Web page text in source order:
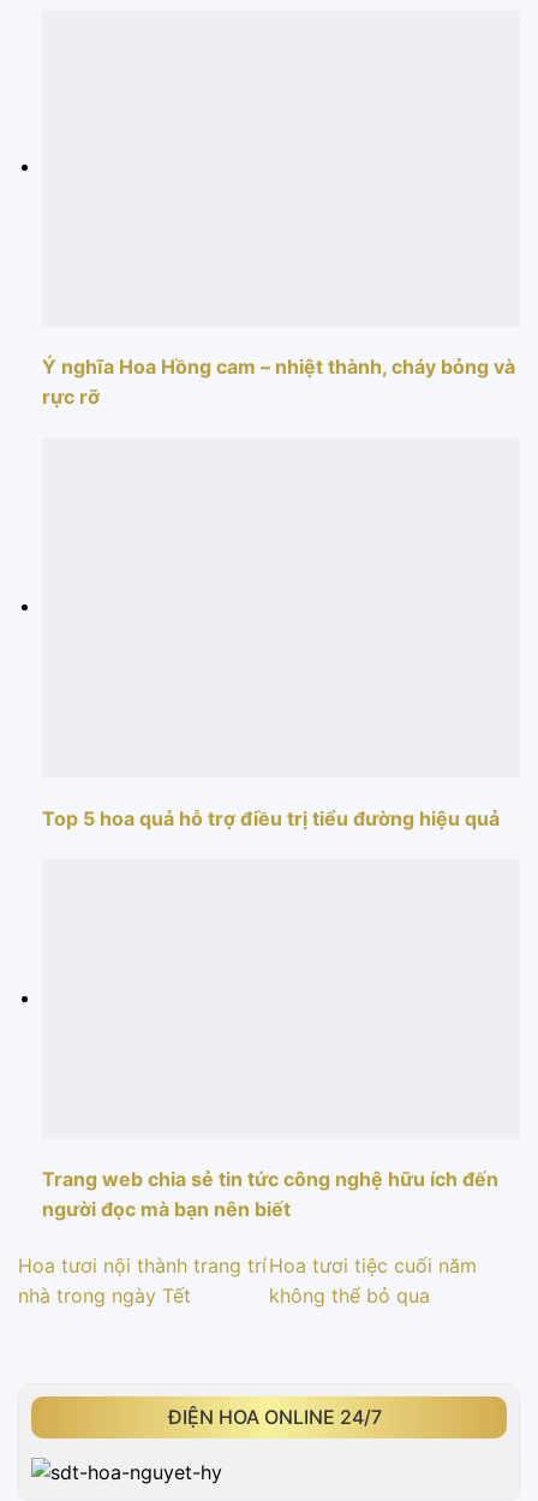
Ý nghĩa Hoa Hồng cam – nhiệt thành, cháy bỏng và
rực rỡ
Top 5 hoa quả hỗ trợ điều trị tiểu đường hiệu quả
Trang web chia sẻ tin tức công nghệ hữu ích đến
người đọc mà bạn nên biết
Hoa tươi nội thành trang trí
nhà trong ngày Tết
Hoa tươi tiệc cuối năm
không thể bỏ qua
ĐIỆN HOA ONLINE 24/7